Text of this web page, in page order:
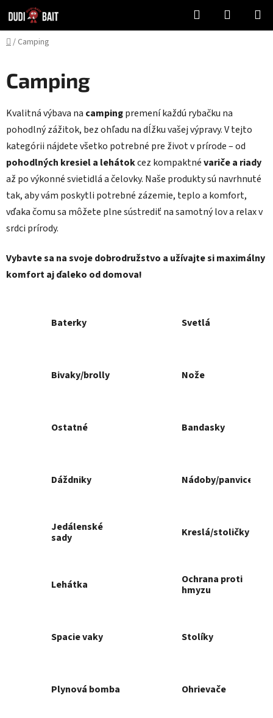
na
obsah
Hľadať
KOŠÍK
Domov
/ Camping
Camping
Kvalitná výbava na campingpremení každú rybačku na
pohodlný zážitok, bez ohľadu na dĺžku vašej výpravy. V tejto
kategórii nájdete všetko potrebné pre život v prírode – od
pohodlných kresiel a lehátokcez kompaktnévariče a riady
až po výkonné svietidlá a čelovky. Naše produkty sú navrhnuté
tak, aby vám poskytli potrebné zázemie, teplo a komfort,
vďaka čomu sa môžete plne sústrediť na samotný lov a relax v
srdci prírody.
Vybavte sa na svoje dobrodružstvo a užívajte si maximálny
komfort aj ďaleko od domova!
Baterky Svetlá
Bivaky/brolly Nože
Ostatné Bandasky
Dáždniky Nádoby/panvice
Jedálenské
sady
Kreslá/stoličky
Lehátka
Ochrana proti
hmyzu
Spacie vaky Stolíky
Plynová bomba Ohrievače